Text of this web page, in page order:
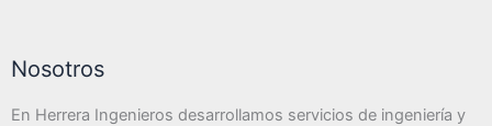
Nosotros
En Herrera Ingenieros desarrollamos servicios de ingeniería y